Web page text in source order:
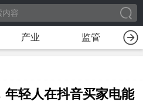
产业 监管
年轻人在抖音买家电能